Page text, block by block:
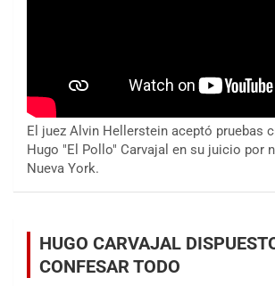
El juez Alvin Hellerstein aceptó pruebas
Hugo "El Pollo" Carvajal en su juicio por
Nueva York.
HUGO CARVAJAL
CONFESAR TODO